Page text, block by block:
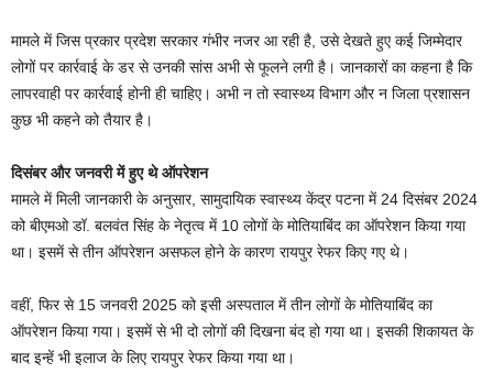
मामले में जिस प्रकार प्रदेश सरकार गंभीर नजर आ रही है, उसे देखते हुए कई जिम्मेदार
लोगों पर कार्रवाई के डर से उनकी सांस अभी से फूलने लगी है। जानकारों का कहना है कि
लापरवाही पर कार्रवाई होनी ही चाहिए। अभी न तो स्वास्थ्य विभाग और न जिला प्रशासन
कुछ भी कहने को तैयार है।
दिसंबर और जनवरी में हुए थे ऑपरेशन
मामले में मिली जानकारी के अनुसार, सामुदायिक स्वास्थ्य केंद्र पटना में 24 दिसंबर 2024
को बीएमओ डॉ. बलवंत सिंह के नेतृत्व में 10 लोगों के मोतियाबिंद का ऑपरेशन किया गया
था। इसमें से तीन ऑपरेशन असफल होने के कारण रायपुर रेफर किए गए थे।
वहीं, फिर से 15 जनवरी 2025 को इसी अस्पताल में तीन लोगों के मोतियाबिंद का
ऑपरेशन किया गया। इसमें से भी दो लोगों की दिखना बंद हो गया था। इसकी शिकायत के
बाद इन्हें भी इलाज के लिए रायपुर रेफर किया गया था।